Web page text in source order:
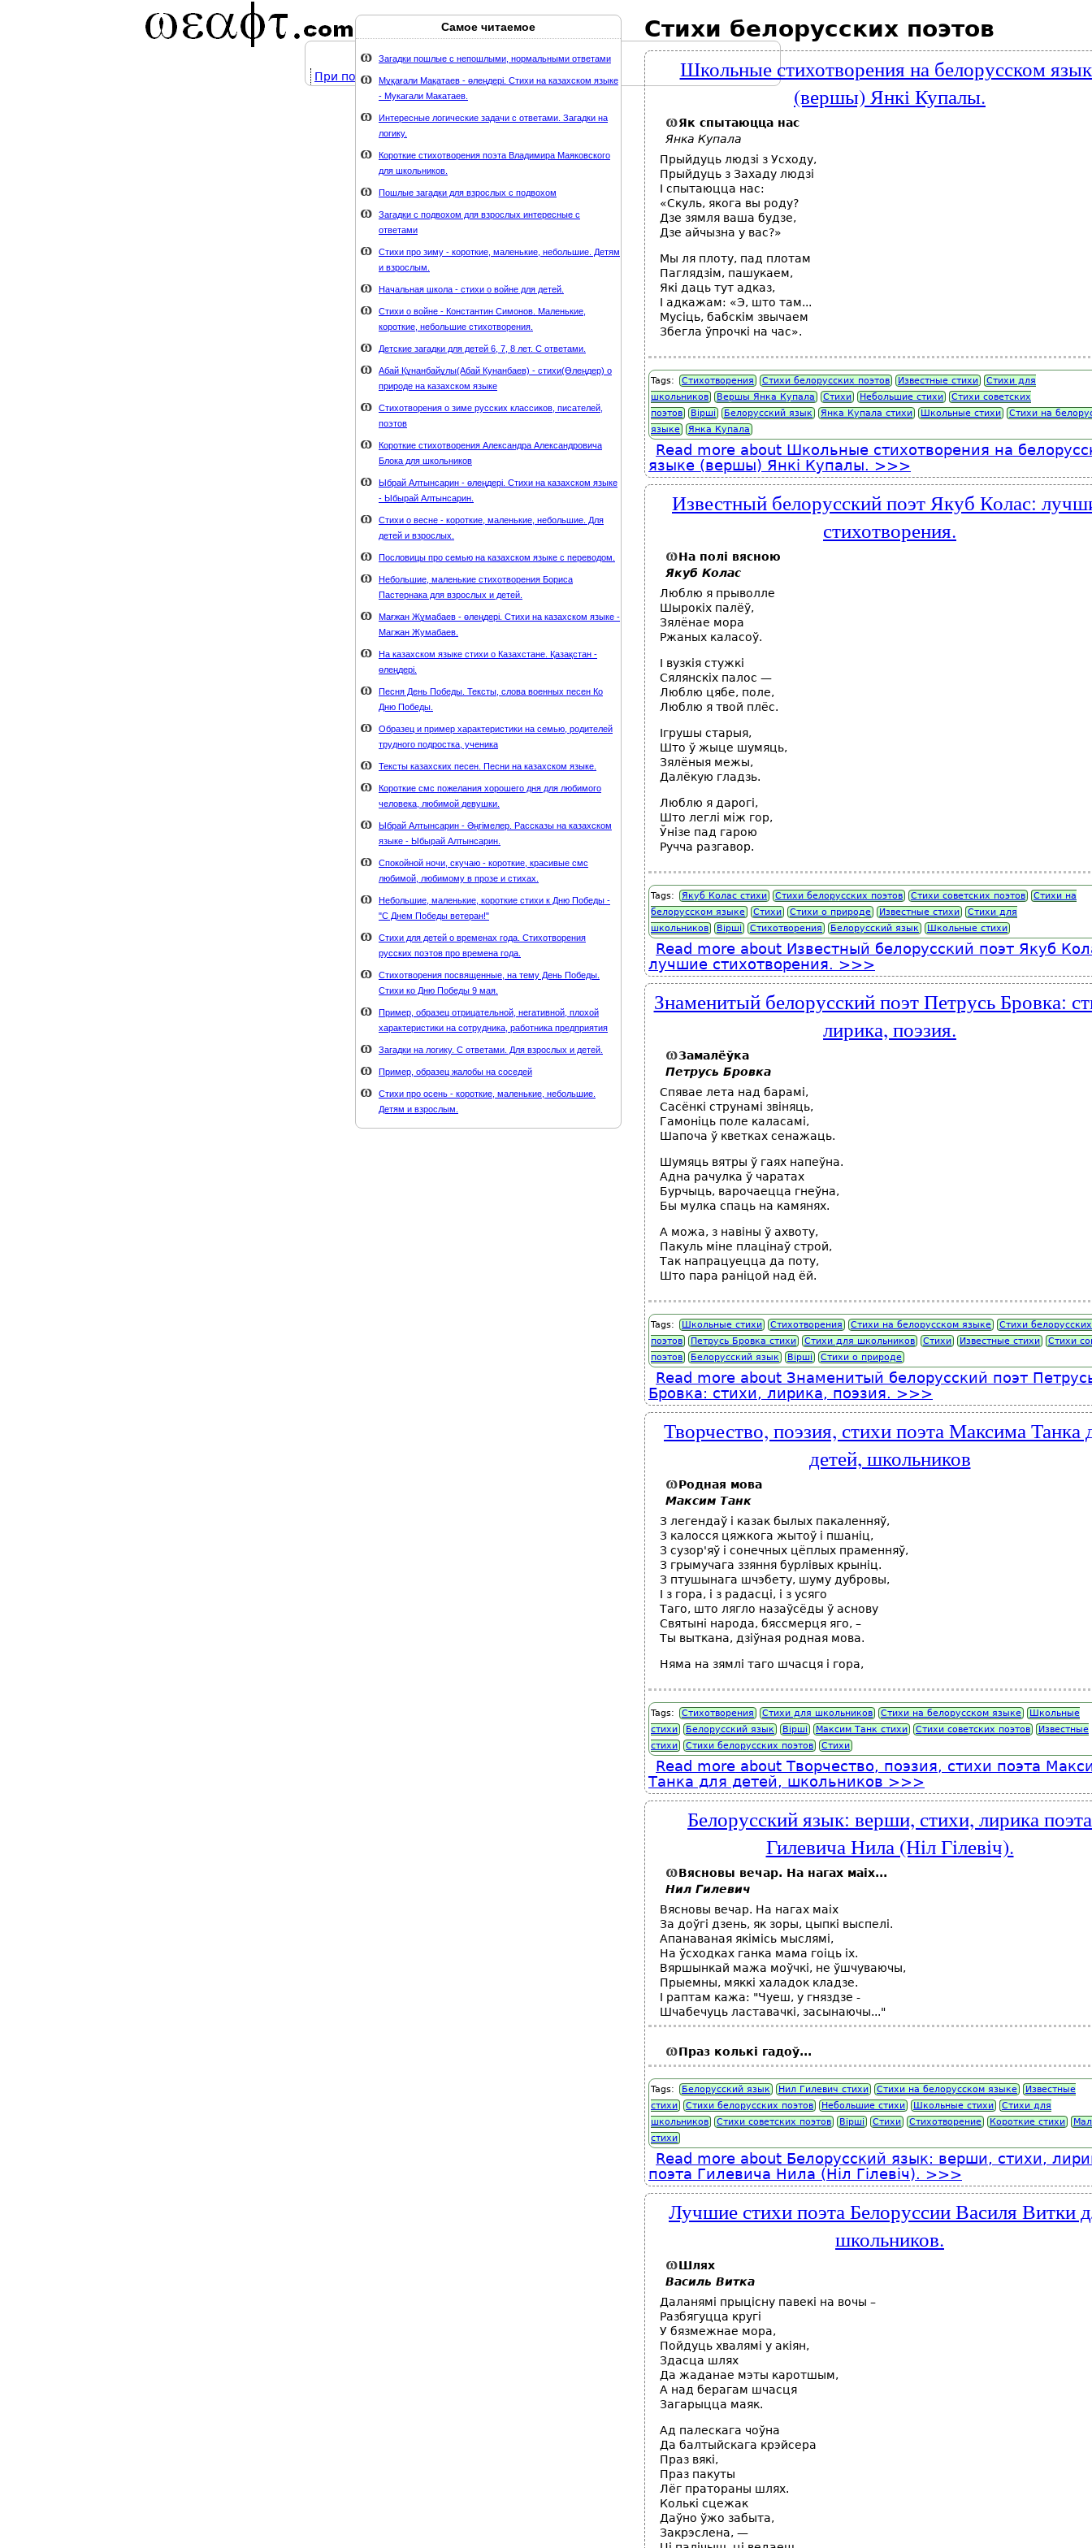
Стихи белорусских поэтов
Школьные стихотворения на белорусском
(вершы) Янкі Купалы.
Як спытаюцца нас
Янка Купала
Прыйдуць людзі з Усходу,
Прыйдуць з Захаду людзі
I спытаюцца нас:
«Скуль, якога вы роду?
Дзе зямля ваша будзе,
Дзе айчызна у вас?»
Мы ля плоту, пад плотам
Паглядзім, пашукаем,
Які даць тут адказ,
I адкажам: «Э, што там...
Мусіць, бабскім звычаем
Збегла ўпрочкі на час».
Tags: Стихотворения Стихи белорусских поэтов Известные стихи
Стихи для
школьников
Вершы Янка Купала Стихи Небольшие стихи
Стихи советских
поэтов
Вірші Белорусский язык Янка Купала стихи Школьные стихи
Стихи на
языке
Янка Купала
Read more about Школьные стихотворения на
языке (вершы) Янкі Купалы.
Известный белорусский поэт Якуб Колас:
стихотворения.
На полі вясною
Якуб Колас
Люблю я прыволле
Шырокіх палёў,
Зялёнае мора
Ржаных каласоў.
I вузкія стужкі
Сялянскіх палос —
Люблю цябе, поле,
Люблю я твой плёс.
Ігрушы старыя,
Што ў жыце шумяць,
Зялёныя межы,
Далёкую гладзь.
Люблю я дарогі,
Што леглі між гор,
Ўнізе пад гарою
Ручча разгавор.
Tags: Якуб Колас стихи Стихи белорусских поэтов Стихи советских поэтов
Стихи на
белорусском языке
Стихи Стихи о природе Известные стихи
Стихи для
школьников
Вірші Стихотворения Белорусский язык Школьные стихи
Read more about Известный белорусский поэт Якуб
лучшие стихотворения.
Знаменитый белорусский поэт Петрусь Бровка:
лирика, поэзия.
Замалёўка
Петрусь Бровка
Спявае лета над барамі,
Сасёнкі струнамі звіняць,
Гамоніць поле каласамі,
Шапоча ў кветках сенажаць.
Шумяць вятры ў гаях напеўна.
Адна рачулка ў чаратах
Бурчыць, варочаецца гнеўна,
Бы мулка спаць на камянях.
А можа, з навіны ў ахвоту,
Пакуль міне плацінаў строй,
Так напрацуецца да поту,
Што пара раніцой над ёй.
Tags: Школьные стихи Стихотворения Стихи на белорусском языке
Стихи белорусских
поэтов
Петрусь Бровка стихи Стихи для школьников Стихи Известные стихи
Стихи
поэтов
Белорусский язык Вірші Стихи о природе
Read more about Знаменитый белорусский поэт
Бровка: стихи, лирика, поэзия.
Творчество, поэзия, стихи поэта Максима Танка
детей, школьников
Родная мова
Максим Танк
З легендаў i казак былых пакаленняў,
З калосся цяжкога жытоў i пшанiц,
З сузор'яў i сонечных цёплых праменняў,
З грымучага ззяння бурлiвых крынiц.
З птушынага шчэбету, шуму дубровы,
I з гора, i з радасцi, i з усяго
Таго, што лягло назаўсёды ў аснову
Святынi народа, бяссмерця яго, –
Ты выткана, дзiўная родная мова.
Няма на зямлi таго шчасця i гора,
Tags: Стихотворения Стихи для школьников Стихи на белорусском языке
Школьные
стихи
Белорусский язык Вірші Максим Танк стихи Стихи советских поэтов
Известные
стихи
Стихи белорусских поэтов Стихи
Read more about Творчество, поэзия, стихи поэта
Танка для детей, школьников
Белорусский язык: верши, стихи, лирика поэта
Гилевича Нила (Нiл Гiлевiч).
Вясновы вечар. На нагах маiх...
Нил Гилевич
Вясновы вечар. На нагах маiх
За доўгi дзень, як зоры, цыпкi выспелi.
Апанаваная якiмiсь мыслямi,
На ўсходках ганка мама гоiць iх.
Вяршынкай мажа моўчкi, не ўшчуваючы,
Прыемны, мяккi халадок кладзе.
I раптам кажа: "Чуеш, у гняздзе -
Шчабечуць ластавачкi, засынаючы..."
Праз колькі гадоў...
Tags: Белорусский язык Нил Гилевич стихи Стихи на белорусском языке
Известные
стихи
Стихи белорусских поэтов Небольшие стихи Школьные стихи
Стихи для
школьников
Стихи советских поэтов Вipшi Стихи Стихотворение Короткие стихи
стихи
Read more about Белорусский язык: верши, стихи,
поэта Гилевича Нила (Нiл Гiлевiч).
Лучшие стихи поэта Белоруссии Василя Витки
школьников.
Шлях
Василь Витка
Даланямі прыцісну павекі на вочы –
Разбягуцца кругі
У бязмежнае мора,
Пойдуць хвалямі у акіян,
Здасца шлях
Да жаданае мэты каротшым,
А над берагам шчасця
Загарыцца маяк.
Ад палескага чоўна
Да балтыйскага крэйсера
Праз вякі,
Праз пакуты
Лёг пратораны шлях.
Колькі сцежак
Даўно ўжо забыта,
Закрэслена, —
Самое читаемое
Загадки пошлые с непошлыми, нормальными ответами
Мұқағали Мақатаев - өлеңдері. Стихи на казахском языке
- Мукагали Макатаев.
Интересные логические задачи с ответами. Загадки на
логику.
Короткие стихотворения поэта Владимира Маяковского
для школьников.
Пошлые загадки для взрослых с подвохом
Загадки с подвохом для взрослых интересные с
ответами
Стихи про зиму - короткие, маленькие, небольшие. Детям
и взрослым.
Начальная школа - стихи о войне для детей.
Стихи о войне - Константин Симонов. Маленькие,
короткие, небольшие стихотворения.
Детские загадки для детей 6, 7, 8 лет. С ответами.
Абай Құнанбайұлы(Абай Кунанбаев) - стихи(Өлеңдер) о
природе на казахском языке
Стихотворения о зиме русских классиков, писателей,
поэтов
Короткие стихотворения Александра Александровича
Блока для школьников
Ыбрай Алтынсарин - өлеңдері. Стихи на казахском языке
- Ыбырай Алтынсарин.
Стихи о весне - короткие, маленькие, небольшие. Для
детей и взрослых.
Пословицы про семью на казахском языке с переводом.
Небольшие, маленькие стихотворения Бориса
Пастернака для взрослых и детей.
Мағжан Жұмабаев - өлеңдері. Стихи на казахском языке -
Магжан Жумабаев.
На казахском языке стихи о Казахстане. Қазақстан -
өлеңдері.
Песня День Победы. Тексты, слова военных песен Ко
Дню Победы.
Образец и пример характеристики на семью, родителей
трудного подростка, ученика
Тексты казахских песен. Песни на казахском языке.
Короткие смс пожелания хорошего дня для любимого
человека, любимой девушки.
Ыбрай Алтынсарин - Әңгімелер. Рассказы на казахском
языке - Ыбырай Алтынсарин.
Спокойной ночи, скучаю - короткие, красивые смс
любимой, любимому в прозе и стихах.
Небольшие, маленькие, короткие стихи к Дню Победы -
"С Днем Победы ветеран!"
Стихи для детей о временах года. Стихотворения
русских поэтов про времена года.
Стихотворения посвященные, на тему День Победы.
Стихи ко Дню Победы 9 мая.
Пример, образец отрицательной, негативной, плохой
характеристики на сотрудника, работника предприятия
Загадки на логику. С ответами. Для взрослых и детей.
Пример, образец жалобы на соседей
Стихи про осень - короткие, маленькие, небольшие.
Детям и взрослым.
При поддержке стихи-классиков.ru